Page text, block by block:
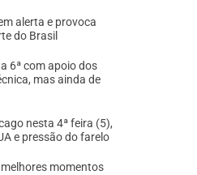
alerta e provoca
do Brasil
6ª com apoio dos
mas ainda de
nesta 4ª feira (5),
e pressão do farelo
momentos